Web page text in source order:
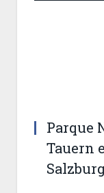
Parque
Tauern